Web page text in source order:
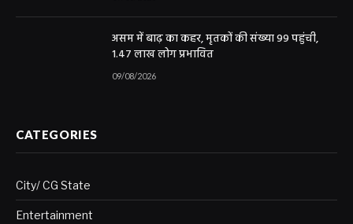
असम में बाढ़ का कहर, मृतकों की संख्या 99 पहुंची,
1.47 लाख लोग प्रभावित
09/08/2026
CATEGORIES
City/ CG State
Entertainment